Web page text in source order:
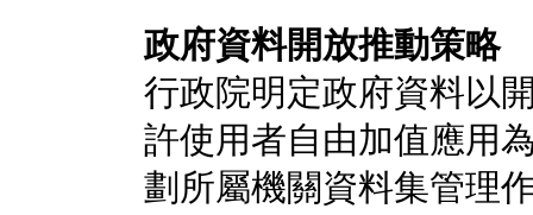
政府資料開放推動策略
行政院明定政府資料以
許使用者自由加值應用
劃所屬機關資料集管理